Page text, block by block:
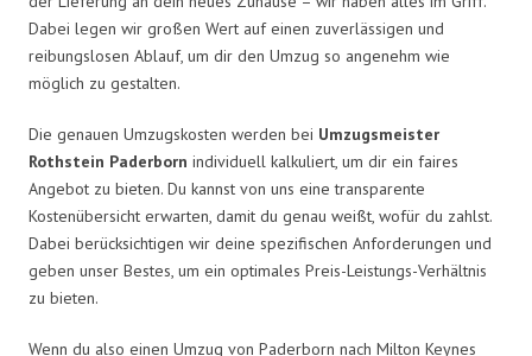
Dabei legen wir großen Wert auf einen zuverlässigen und
reibungslosen Ablauf, um dir den Umzug so angenehm wie
möglich zu gestalten.
Die genauen Umzugskosten werden bei Umzugsmeister
Rothstein Paderborn individuell kalkuliert, um dir ein faires
Angebot zu bieten. Du kannst von uns eine transparente
Kostenübersicht erwarten, damit du genau weißt, wofür du zahlst.
Dabei berücksichtigen wir deine spezifischen Anforderungen und
geben unser Bestes, um ein optimales Preis-Leistungs-Verhältnis
zu bieten.
Wenn du also einen Umzug von Paderborn nach Milton Keynes